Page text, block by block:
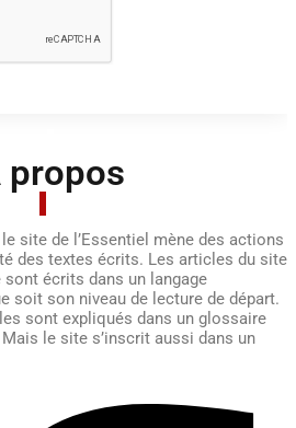
propos
site de l’Essentiel mène des actions
des textes écrits. Les articles du site
écrits dans un langage
soit son niveau de lecture de départ.
sont expliqués dans un glossaire
le site s’inscrit aussi dans un